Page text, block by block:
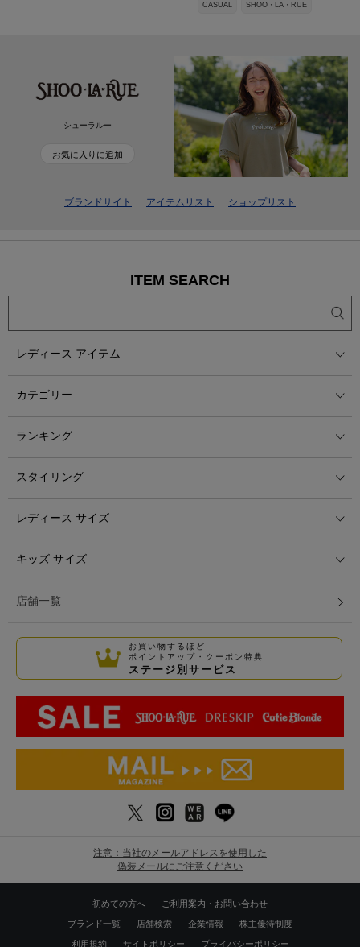
CASUAL SHOO・LA・RUE
シューラルー
お気に入りに追加
ブランドサイト アイテムリスト ショップリスト
ITEM SEARCH
レディース アイテム
カテゴリー
ランキング
スタイリング
レディース サイズ
キッズ サイズ
店舗一覧
お買い物するほど
ポイントアップ・クーポン特典
ステージ別サービス
注意：当社のメールアドレスを使用した
偽装メールにご注意ください
初めての方へ ご利用案内・お問い合わせ
ブランド一覧 店舗検索 企業情報 株主優待制度
利用規約 サイトポリシー プライバシーポリシー